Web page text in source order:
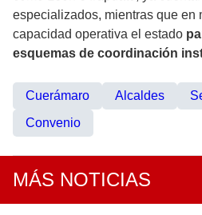
especializados, mientras que en
capacidad operativa el estado
esquemas de coordinación
Cuerámaro Alcaldes
Convenio
MÁS NOTICIAS